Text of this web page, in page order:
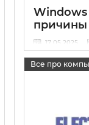
Windows
17 05 2025
Все про